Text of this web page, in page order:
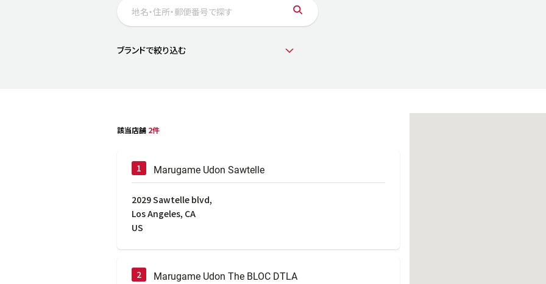
DXビジョン2028
株主
ディ
コミュニケーション
サス
ブランドで絞り込む
該当店舗 2件
Marugame Udon Sawtelle
2029 Sawtelle blvd,
Los Angeles, CA
US
Marugame Udon The BLOC DTLA